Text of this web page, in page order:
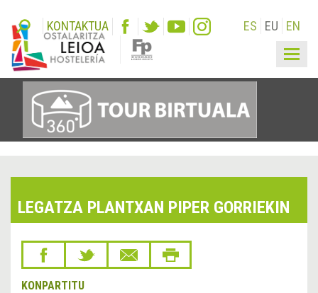
KONTAKTUA ES EU EN
LEGATZA PLANTXAN PIPER GORRIEKIN
KONPARTITU